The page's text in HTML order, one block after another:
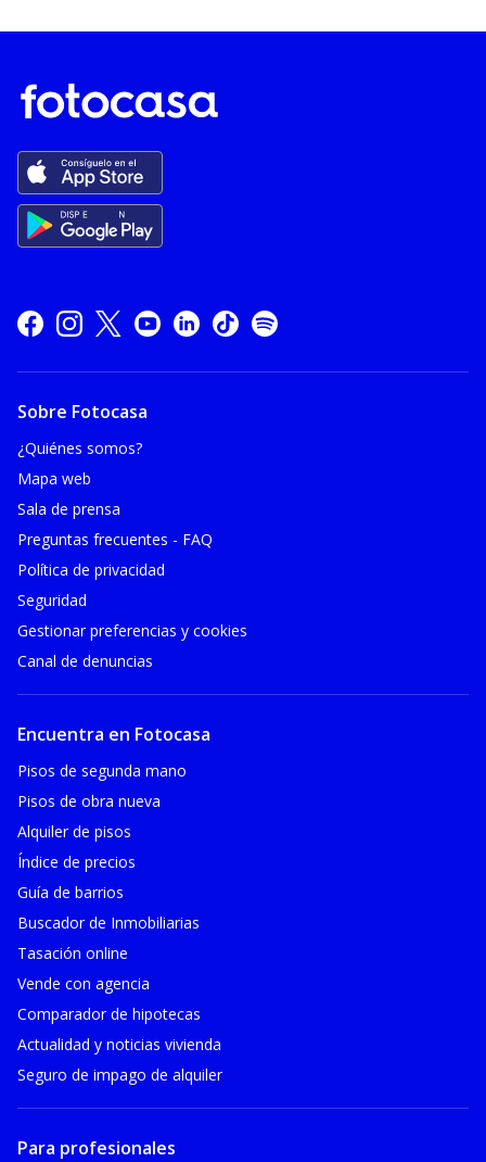
Sobre Fotocasa
¿Quiénes somos?
Mapa web
Sala de prensa
Preguntas frecuentes - FAQ
Política de privacidad
Seguridad
Gestionar preferencias y cookies
Canal de denuncias
Encuentra en Fotocasa
Pisos de segunda mano
Pisos de obra nueva
Alquiler de pisos
Índice de precios
Guía de barrios
Buscador de Inmobiliarias
Tasación online
Vende con agencia
Comparador de hipotecas
Actualidad y noticias vivienda
Seguro de impago de alquiler
Para profesionales